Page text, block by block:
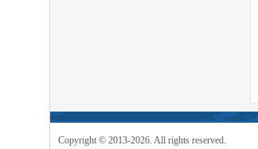
Copyright © 2013-2026. All rights reserved.